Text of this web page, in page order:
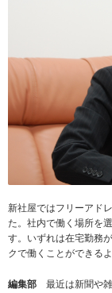
新社屋ではフリーアド
た。社内で働く場所を
す。いずれは在宅勤務
クで働くことができる
編集部 最近は新聞や